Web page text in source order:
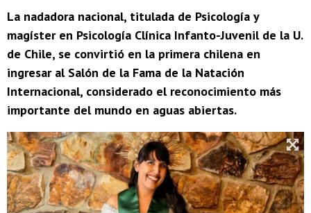
La nadadora nacional, titulada de Psicología y
magíster en Psicología Clínica Infanto-Juvenil de la U.
de Chile, se convirtió en la primera chilena en
ingresar al Salón de la Fama de la Natación
Internacional, considerado el reconocimiento más
importante del mundo en aguas abiertas.